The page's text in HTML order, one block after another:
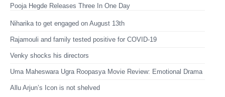
Pooja Hegde Releases Three In One Day
Niharika to get engaged on August 13th
Rajamouli and family tested positive for COVID-19
Venky shocks his directors
Uma Maheswara Ugra Roopasya Movie Review: Emotional Drama
Allu Arjun’s Icon is not shelved